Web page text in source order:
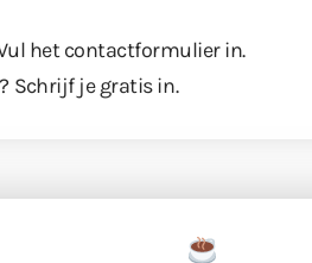
het contactformulierin.
Schrijf je gratis in.